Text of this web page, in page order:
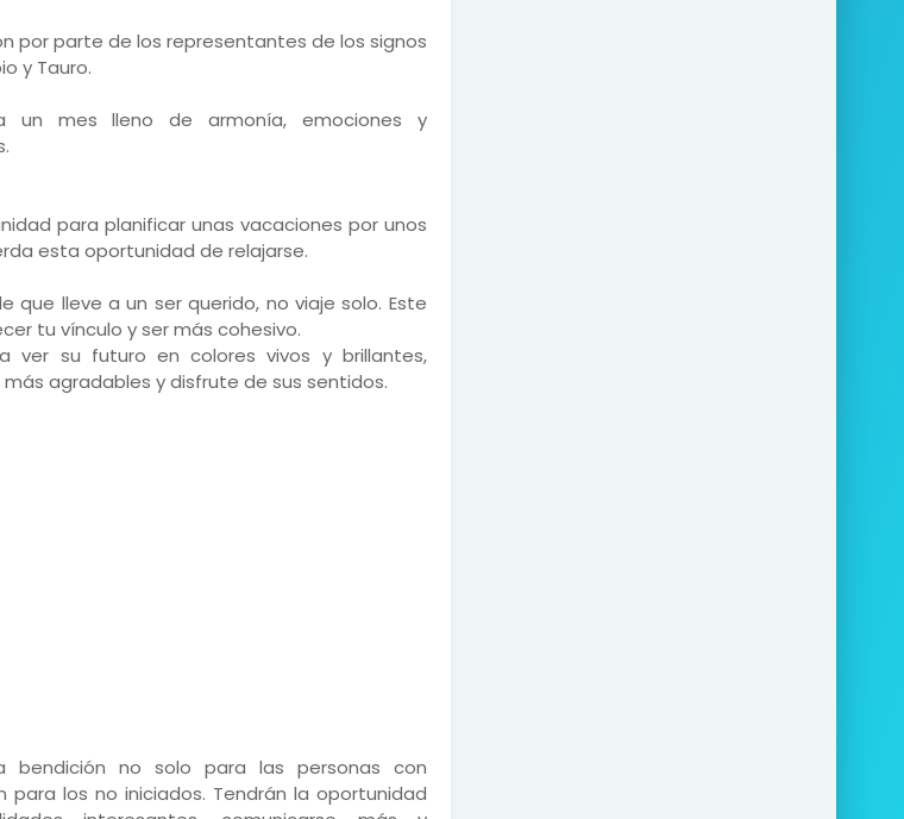
por parte de los representantes de los signos
y Tauro.
un mes lleno de armonía, emociones y
para planificar unas vacaciones por unos
esta oportunidad de relajarse.
que lleve a un ser querido, no viaje solo. Este
tu vínculo y ser más cohesivo.
ver su futuro en colores vivos y brillantes,
agradables y disfrute de sus sentidos.
bendición no solo para las personas con
para los no iniciados. Tendrán la oportunidad